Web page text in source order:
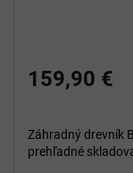
159,90 €
Záhradný drevník
prehľadné